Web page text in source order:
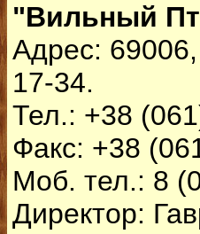
"Вильный
Адрес:
17-34.
Тел.: +38
Факс: +38
Моб. тел.: 8
Директор: